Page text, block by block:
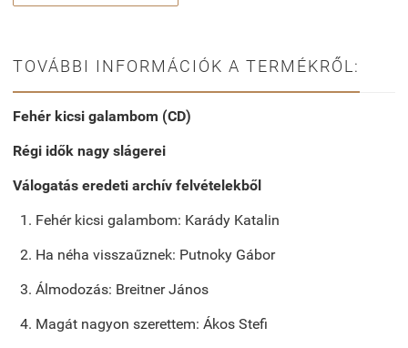
TOVÁBBI INFORMÁCIÓK A TERMÉKRŐL:
Fehér kicsi galambom (CD)
Régi idők nagy slágerei
Válogatás eredeti archív felvételekből
1. Fehér kicsi galambom: Karády Katalin
2. Ha néha visszaűznek: Putnoky Gábor
3. Álmodozás: Breitner János
4. Magát nagyon szerettem: Ákos Stefi